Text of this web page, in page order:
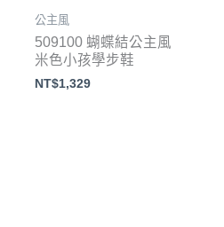
公主風
509100 蝴蝶結公主風
米色小孩學步鞋
NT$1,329